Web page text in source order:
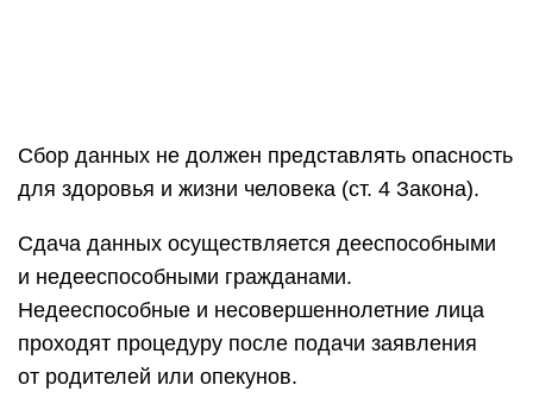
Сбор данных не должен представлять опасность
для здоровья и жизни человека (ст. 4 Закона).
Сдача данных осуществляется дееспособными
и недееспособными гражданами.
Недееспособные и несовершеннолетние лица
проходят процедуру после подачи заявления
от родителей или опекунов.